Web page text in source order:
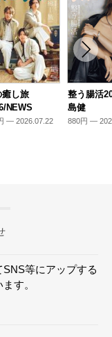
癒し旅
NEWS
— 2026.07.22
整う腸活
島健
880円 —
等にアップする
す。